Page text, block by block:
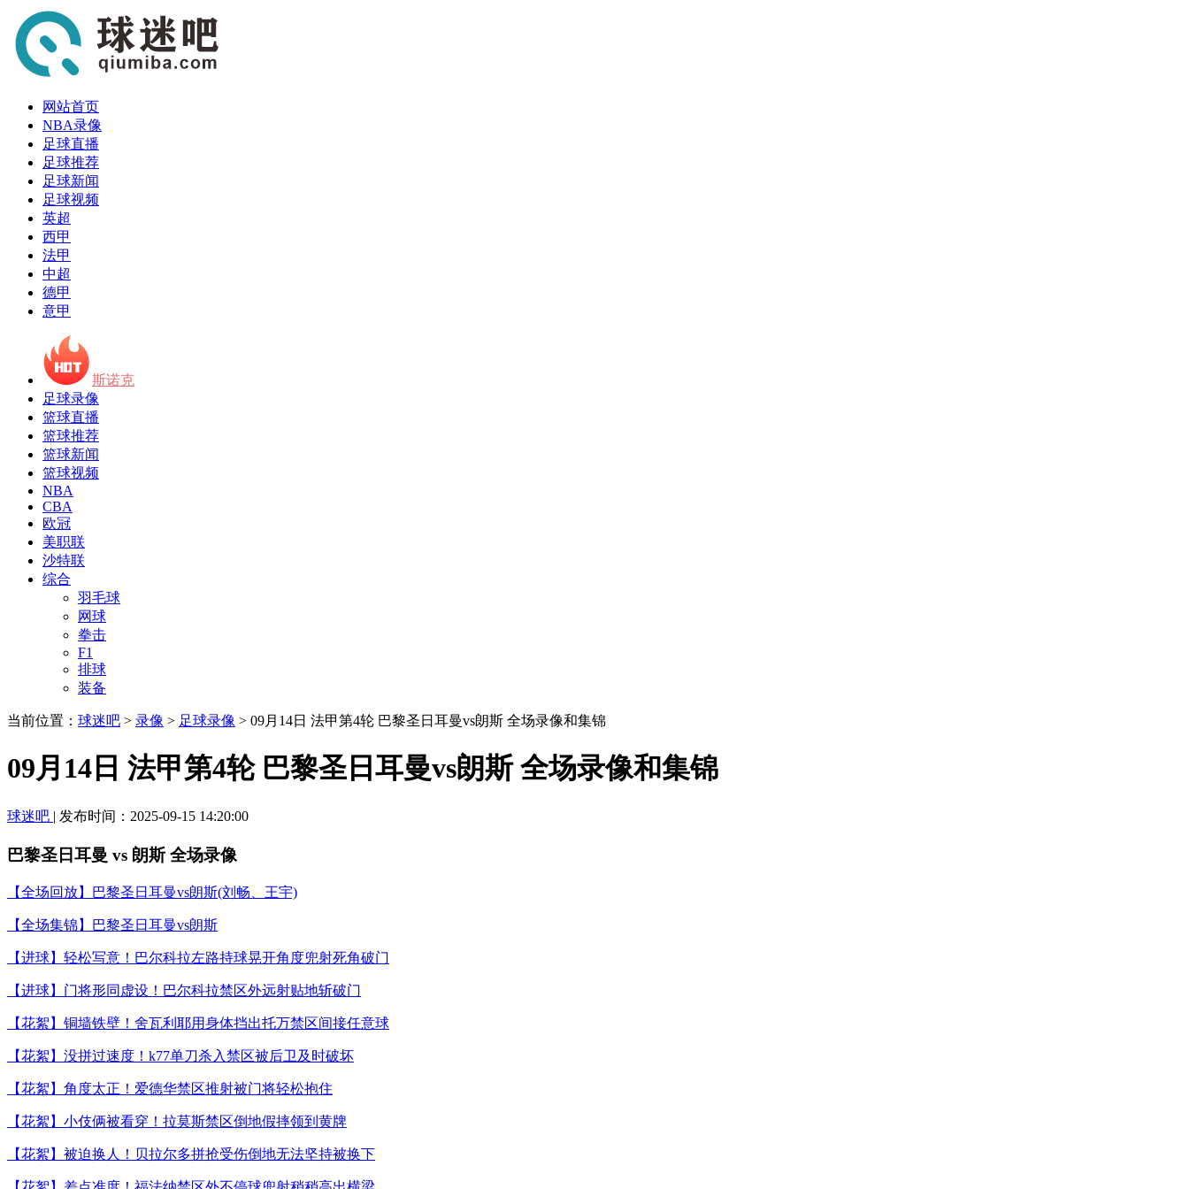
网站首页
NBA录像
足球直播
足球推荐
足球新闻
足球视频
英超
西甲
法甲
中超
德甲
意甲
斯诺克
足球录像
篮球直播
篮球推荐
篮球新闻
篮球视频
NBA
CBA
欧冠
美职联
沙特联
综合
羽毛球
网球
拳击
F1
排球
装备
当前位置： 球迷吧 > 录像 > 足球录像 > 09月14日 法甲第4轮 巴黎圣日耳曼vs朗斯 全场录像和集锦
09月14日 法甲第4轮 巴黎圣日耳曼vs朗斯 全场录像和集锦
球迷吧 | 发布时间：2025-09-15 14:20:00
巴黎圣日耳曼 vs 朗斯 全场录像
【全场回放】巴黎圣日耳曼vs朗斯(刘畅、王宇)
【全场集锦】巴黎圣日耳曼vs朗斯
【进球】轻松写意！巴尔科拉左路持球晃开角度兜射死角破门
【进球】门将形同虚设！巴尔科拉禁区外远射贴地斩破门
【花絮】铜墙铁壁！舍瓦利耶用身体挡出托万禁区间接任意球
【花絮】没拼过速度！k77单刀杀入禁区被后卫及时破坏
【花絮】角度太正！爱德华禁区推射被门将轻松抱住
【花絮】小伎俩被看穿！拉莫斯禁区倒地假摔领到黄牌
【花絮】被迫换人！贝拉尔多拼抢受伤倒地无法坚持被换下